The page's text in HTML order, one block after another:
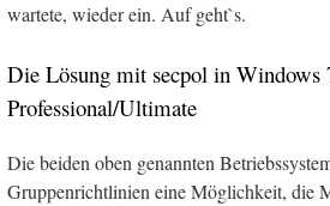
wartete, wieder ein. Auf geht`s.
Die Lösung mit secpol in Windows
Professional/Ultimate
Die beiden oben genannten
Gruppenrichtlinien eine Möglichkeit, die